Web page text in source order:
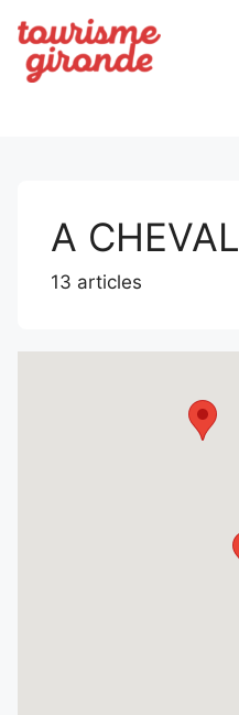
au
contenu
A CHEVAL
13 articles